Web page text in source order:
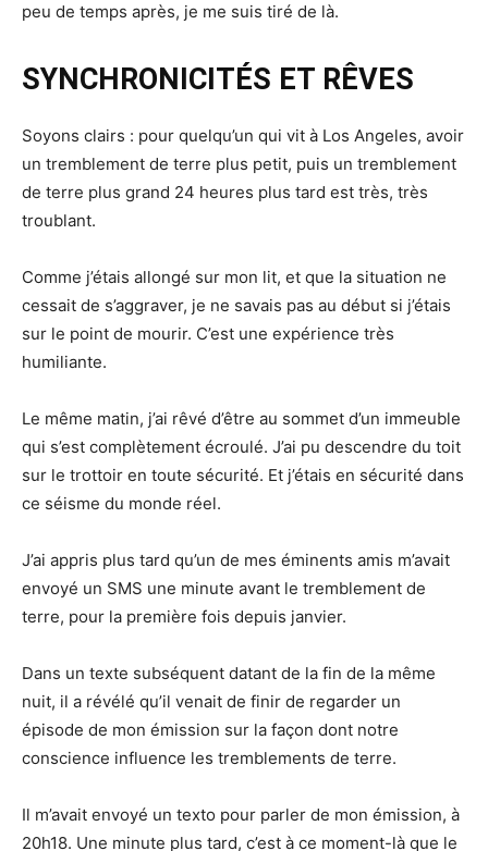
peu de temps après, je me suis tiré de là.
SYNCHRONICITÉS ET RÊVES
Soyons clairs : pour quelqu’un qui vit à Los Angeles, avoir
un tremblement de terre plus petit, puis un tremblement
de terre plus grand 24 heures plus tard est très, très
troublant.
Comme j’étais allongé sur mon lit, et que la situation ne
cessait de s’aggraver, je ne savais pas au début si j’étais
sur le point de mourir. C’est une expérience très
humiliante.
Le même matin, j’ai rêvé d’être au sommet d’un immeuble
qui s’est complètement écroulé. J’ai pu descendre du toit
sur le trottoir en toute sécurité. Et j’étais en sécurité dans
ce séisme du monde réel.
J’ai appris plus tard qu’un de mes éminents amis m’avait
envoyé un SMS une minute avant le tremblement de
terre, pour la première fois depuis janvier.
Dans un texte subséquent datant de la fin de la même
nuit, il a révélé qu’il venait de finir de regarder un
épisode de mon émission sur la façon dont notre
conscience influence les tremblements de terre.
Il m’avait envoyé un texto pour parler de mon émission, à
20h18. Une minute plus tard, c’est à ce moment-là que le